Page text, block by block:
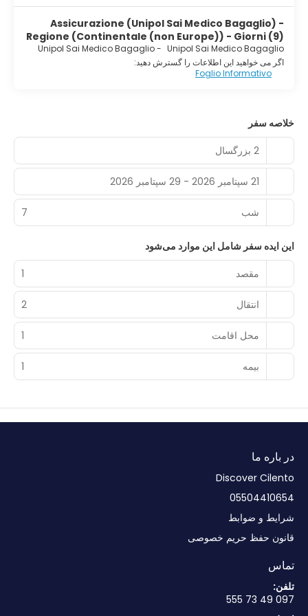
Assicurazione (Unipol Sai Medico Bagaglio) -
Regione (Continentale (non Europe)) - Giorni (9)
Unipol Sai Medico Bagaglio- Unipol Sai Medico Bagaglio
اگر می خواهید این اطلاعات را گسترش دهید:
Foglio Informativo
خلاصه سفر
2 بزرگسال
21 سپتامبر 2026 - 29 سپتامبر 2026
شب‌ 7
این ایده سفر شامل این موارد می‌شود
مقصد
1
انتقال 2
محل اقامت 1
بیمه 1
در باره ما
Discover Cilento
05504410654
شرایط و ضوابط
قانون حفظ حریم خصوصی
تماس
تلفن:
097 49 73 555